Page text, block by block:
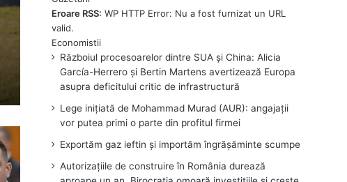
Eroare RSS: WP HTTP Error: Nu a fost furnizat un URL
valid.
Războiul procesoarelor dintre SUA și China: Alicia
García-Herrero și Bertin Martens avertizează Europa
asupra deficitului critic de infrastructură
Lege inițiată de Mohammad Murad (AUR): angajații
vor putea primi o parte din profitul firmei
Exportăm gaz ieftin și importăm îngrășăminte scumpe
Autorizațiile de construire în România durează